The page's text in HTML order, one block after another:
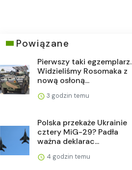
Powiązane
Pierwszy taki egzemplarz.
Widzieliśmy Rosomaka z
nową osłoną...
3 godzin temu
Polska przekaże Ukrainie
cztery MiG-29? Padła
ważna deklarac...
4 godzin temu